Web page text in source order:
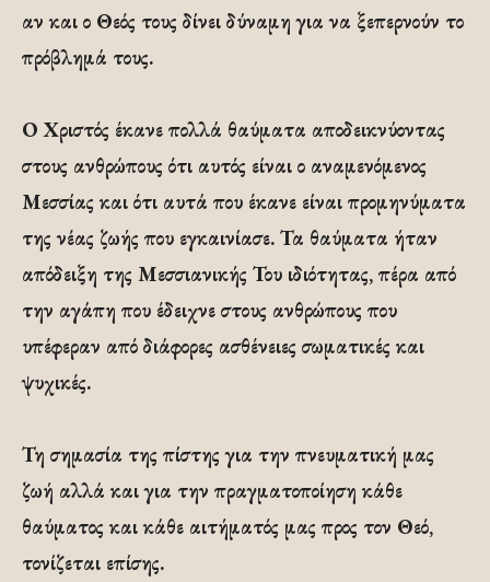
αν και ο Θεός τους δίνει δύναμη για να ξεπερνούν το
πρόβλημά τους.
Ο Χριστός έκανε πολλά θαύματα αποδεικνύοντας
στους ανθρώπους ότι αυτός είναι ο αναμενόμενος
Μεσσίας και ότι αυτά που έκανε είναι προμηνύματα
της νέας ζωής που εγκαινίασε. Τα θαύματα ήταν
απόδειξη της Μεσσιανικής Του ιδιότητας, πέρα από
την αγάπη που έδειχνε στους ανθρώπους που
υπέφεραν από διάφορες ασθένειες σωματικές και
ψυχικές.
Τη σημασία της πίστης για την πνευματική μας
ζωή αλλά και για την πραγματοποίηση κάθε
θαύματος και κάθε αιτήματός μας προς τον Θεό,
τονίζεται επίσης.